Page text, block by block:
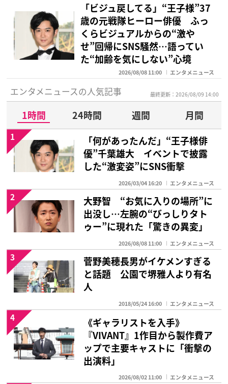
「ビジュ戻してる」“王子様”37
歳の元戦隊ヒーロー俳優 ふっ
くらビジュアルからの“激や
せ”回帰にSNS騒然…語ってい
た“加齢を気にしない”心境
2026/08/08 11:00 エンタメニュース
エンタメニュースの人気記事 最終更新：2026/08/09 14:00
1時間 24時間 週間
月間
「何があったんだ」“王子様俳
優”千葉雄大 イベントで披露
した“激変姿”にSNS衝撃
2026/03/04 16:20 エンタメニュース
1
大野智 “お気に入りの場所”に
出没し…左腕の“びっしりタト
ゥー”に現れた「驚きの異変」
2026/08/08 11:00 エンタメニュース
2
菅野美穂長男がイケメンすぎる
と話題 公園で堺雅人より有名
人
2018/05/24 16:00 エンタメニュース
3
《ギャラリストを入手》
『VIVANT』1作目から製作費ア
ップで主要キャストに「衝撃の
出演料」
2026/08/02 11:00 エンタメニュース
4